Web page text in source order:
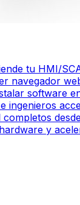
tu HMI/
navegador
software
ingenieros
y